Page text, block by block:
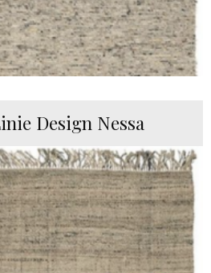
Design Nessa